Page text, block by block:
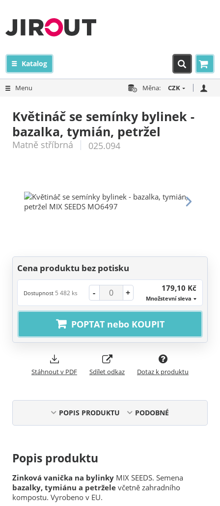
Katalog
Menu Měna: CZK
Květináč se semínky bylinek -
bazalka, tymián, petržel
Matně stříbrná 025.094
Cena produktu bez potisku
Dostupnost 5 482 ks - + 179,10 Kč
Množstevní sleva
POPTAT nebo KOUPIT
Stáhnout v PDF Sdílet odkaz Dotaz k produktu
POPIS PRODUKTU PODOBNÉ
Popis produktu
Zinková vanička na bylinky MIX SEEDS. Semena
bazalky, tymiánu a petržele včetně zahradního
kompostu. Vyrobeno v EU.